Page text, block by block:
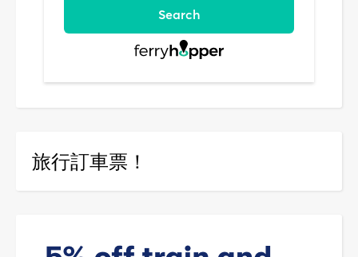
旅行訂車票！